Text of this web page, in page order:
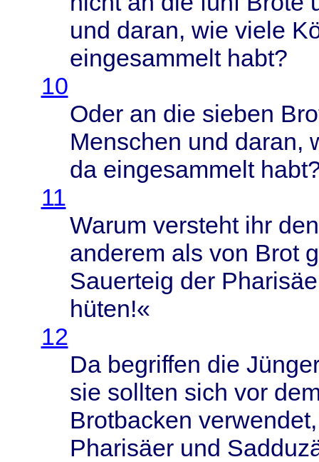
und daran, wie viele
eingesammelt habt?
10
Oderan die sieben
Menschen und daran,
da eingesammelt habt
11
Warum verstehtihr
anderem als von Brot
Sauerteig der
hüten!«
12
Da begriffen die Jünger
sie sollten sich vor
Brotbacken verwendet
Pharisäerund